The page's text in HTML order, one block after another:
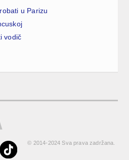
u Parizu
vodič
© 2014-2024 Sva prava zadržana.